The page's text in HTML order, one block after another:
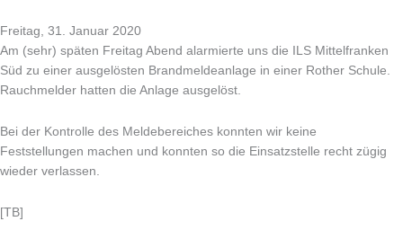
Freitag, 31. Januar 2020
Am (sehr) späten Freitag Abend alarmierte uns die ILS Mittelfranken
Süd zu einer ausgelösten Brandmeldeanlage in einer Rother Schule.
Rauchmelder hatten die Anlage ausgelöst.
Bei der Kontrolle des Meldebereiches konnten wir keine
Feststellungen machen und konnten so die Einsatzstelle recht zügig
wieder verlassen.
[TB]